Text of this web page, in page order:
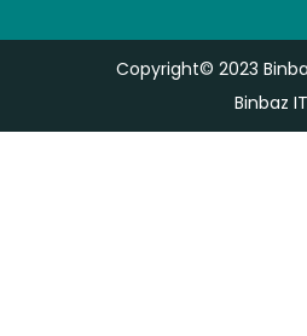
Copyright© 2023
Binbaz IT